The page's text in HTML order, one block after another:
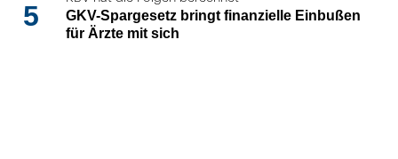
5
GKV-Spargesetz bringt finanzielle Einbußen
für Ärzte mit sich